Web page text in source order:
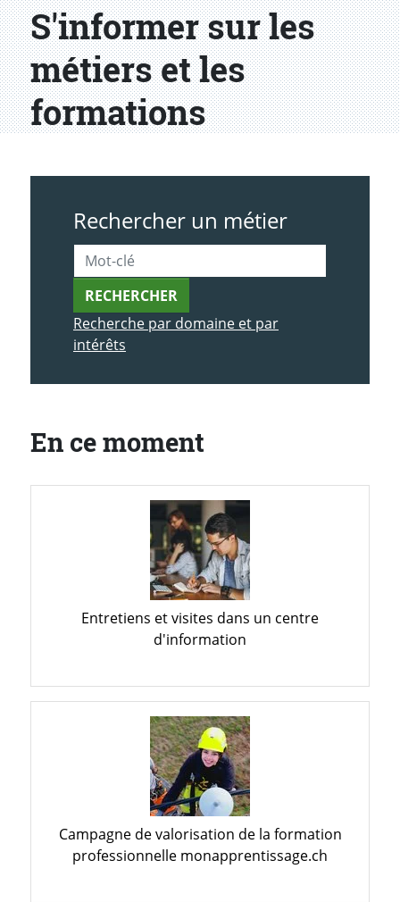
S'informer sur les
métiers et les
formations
Rechercher un métier
RECHERCHER
Recherche par domaine et par
intérêts
En ce moment
Entretiens et visites dans un centre
d'information
Campagne de valorisation de la formation
professionnelle monapprentissage.ch